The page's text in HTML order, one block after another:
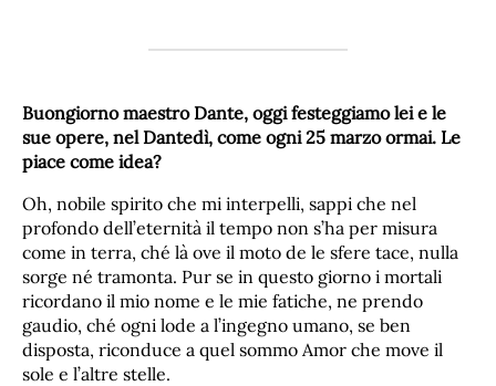
Buongiorno maestro Dante, oggi festeggiamo lei e le
sue opere, nel Dantedì, come ogni 25 marzo ormai. Le
piace come idea?
Oh, nobile spirito che mi interpelli, sappi che nel
profondo dell’eternità il tempo non s’ha per misura
come in terra, ché là ove il moto de le sfere tace, nulla
sorge né tramonta. Pur se in questo giorno i mortali
ricordano il mio nome e le mie fatiche, ne prendo
gaudio, ché ogni lode a l’ingegno umano, se ben
disposta, riconduce a quel sommo Amor che move il
sole e l’altre stelle.